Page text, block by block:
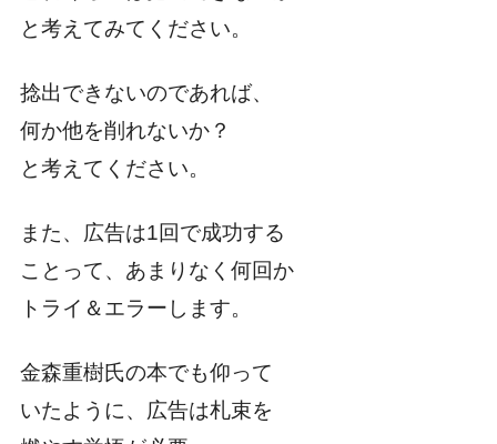
と考えてみてください。
捻出できないのであれば、
何か他を削れないか？
と考えてください。
また、広告は1回で成功する
ことって、あまりなく何回か
トライ＆エラーします。
金森重樹氏の本でも仰って
いたように、広告は札束を